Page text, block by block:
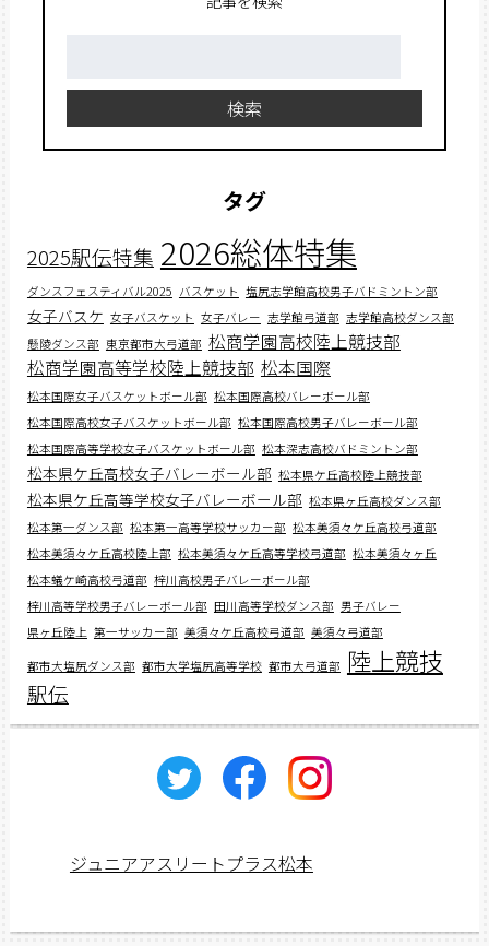
検索
タグ
2025駅伝特集 2026総体特集
ダンスフェスティバル2025 バスケット 塩尻志学館高校男子バドミントン部
女子バスケ 女子バスケット 女子バレー 志学館弓道部 志学館高校ダンス部
懸陵ダンス部 東京都市大弓道部 松商学園高校陸上競技部
松商学園高等学校陸上競技部 松本国際
松本国際女子バスケットボール部 松本国際高校バレーボール部
松本国際高校女子バスケットボール部 松本国際高校男子バレーボール部
松本国際高等学校女子バスケットボール部 松本深志高校バドミントン部
松本県ケ丘高校女子バレーボール部 松本県ケ丘高校陸上競技部
松本県ケ丘高等学校女子バレーボール部 松本県ヶ丘高校ダンス部
松本第一ダンス部 松本第一高等学校サッカー部 松本美須々ケ丘高校弓道部
松本美須々ケ丘高校陸上部 松本美須々ケ丘高等学校弓道部 松本美須々ヶ丘
松本蟻ケ崎高校弓道部 梓川高校男子バレーボール部
梓川高等学校男子バレーボール部 田川高等学校ダンス部 男子バレー
県ヶ丘陸上 第一サッカー部 美須々ケ丘高校弓道部 美須々弓道部
都市大塩尻ダンス部 都市大学塩尻高等学校 都市大弓道部 陸上競技
駅伝
ジュニアアスリートプラス松本